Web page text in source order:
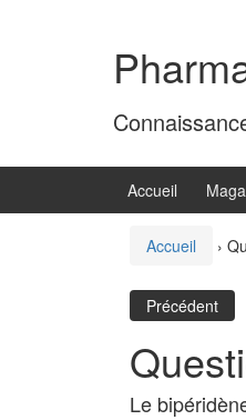
Accueil
Accueil ›
Précédent
Le